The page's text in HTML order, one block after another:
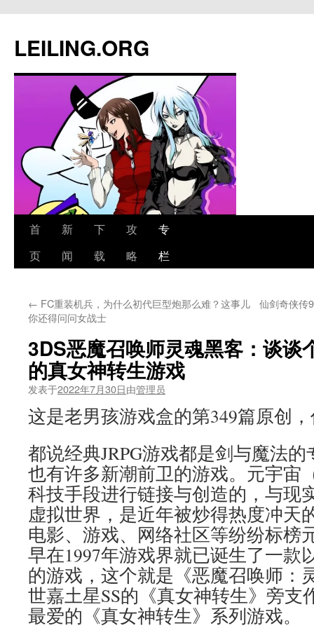
文
LEILING.ORG
首
页
新
闻
下
载
攻
略
专
栏
← FC重装机兵，为什么初代巨型炮那么难？这事儿
你还得问问女战士
仙剑奇侠传
3DS恶魔召唤师灵魂黑客：谈谈
的真女神转生游戏
发表于2022年7月30日由管理员
这是老男孩游戏盒的第349篇原创
都说经典JRPG游戏都是剑与魔法的
也有许多新潮前卫的游戏。元宇宙
科技手段进行链接与创造的，与现
虚拟世界，是近年被炒得热度冲天
电影、游戏、网络社区等纷纷标榜
早在1997年游戏界就已诞生了一款
的游戏，这个就是《恶魔召唤师：
世嘉土星SS的《真女神转生》旁支
最爱的《真女神转生》系列游戏。